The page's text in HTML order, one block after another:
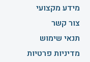
מידע מקצועי
צור קשר
תנאי שימוש
מדיניות פרטיות